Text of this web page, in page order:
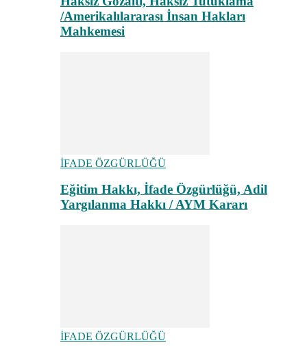
/Amerikalılararası İnsan Hakları
Mahkemesi
İFADE ÖZGÜRLÜĞÜ
Eğitim Hakkı, İfade Özgürlüğü, Adil
Yargılanma Hakkı / AYM Kararı
İFADE ÖZGÜRLÜĞÜ